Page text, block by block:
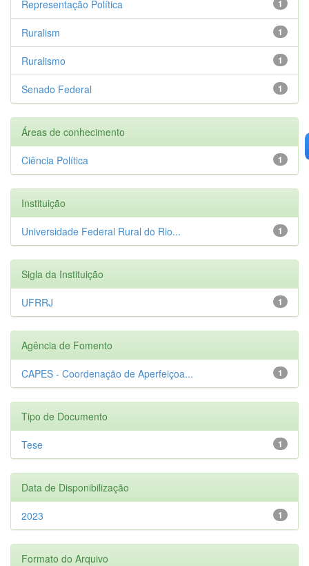
1
Representação Política
1
Ruralism
1
Ruralismo
1
Senado Federal
Áreas de conhecimento
1
Ciência Política
Instituição
1
Universidade Federal Rural do Rio...
Sigla da Instituição
1
UFRRJ
Agência de Fomento
1
CAPES - Coordenação de Aperfeiçoa...
Tipo de Documento
1
Tese
Data de Disponibilização
1
2023
Formato do Arquivo